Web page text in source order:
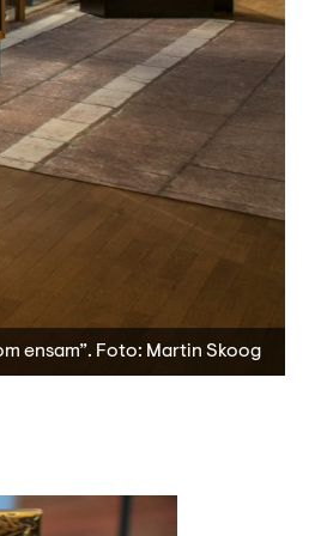
ensam”. Foto: Martin Skoog